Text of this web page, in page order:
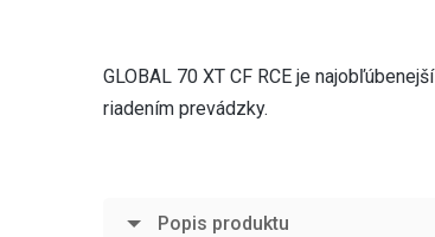
GLOBAL 70 XT CF RCE je
riadením prevádzky.
Popis produktu